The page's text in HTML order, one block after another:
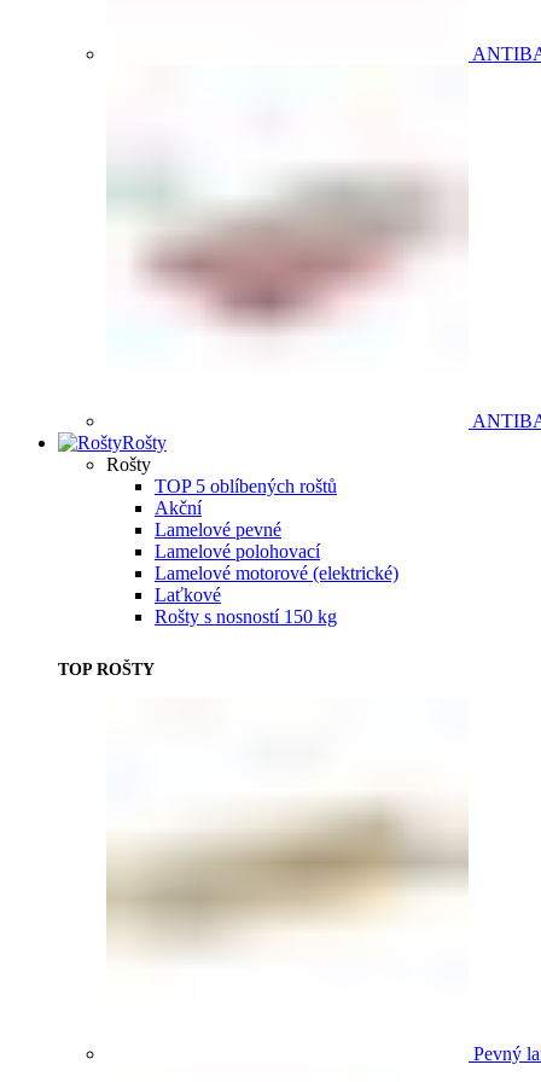
Rošty
Rošty
TOP 5 oblíbených roštů
Akční
Lamelové pevné
Lamelové polohovací
Lamelové motorové (elektrické)
Laťkové
Rošty s nosností 150 kg
TOP ROŠTY
Pevný